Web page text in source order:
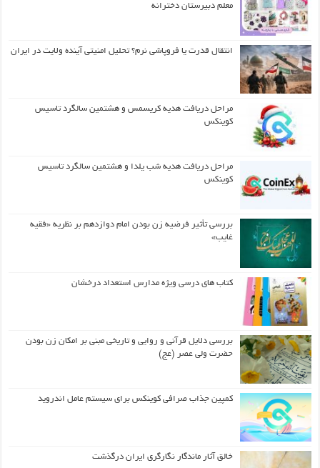
معلم دبیرستان دخترانه
انتقال قدرت یا فروپاشی نرم؟ تحلیل امنیتی آینده ولایت در ایران
مراحل دریافت هدیه کریسمس و هشتمین سالگرد تاسیس
کوینکس
مراحل دریافت هدیه شب یلدا و هشتمین سالگرد تاسیس
کوینکس
بررسی تأثیر فرضیه زن بودن امام دوازدهم بر نظریه «فقیه
غایب»
کتاب های درسی ویژه مدارس استعداد درخشان
بررسی دلایل قرآنی و روایی و تاریخی مبنی بر امکان زن بودن
حضرت ولی عصر (عج)
کمپین جذاب صرافی کوینکس برای سیستم عامل اندروید
خالق آثار ماندگار نگارگری ایران درگذشت